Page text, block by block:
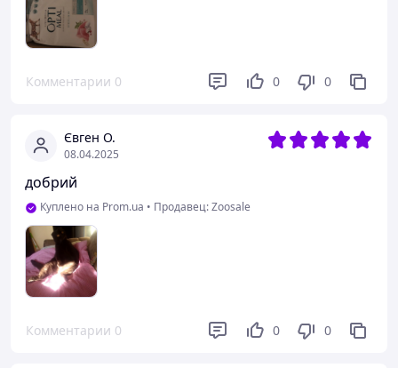
Комментарии 0 0 0
Євген О.
08.04.2025
добрий
Куплено на Prom.ua • Продавец: Zoosale
Комментарии 0 0 0